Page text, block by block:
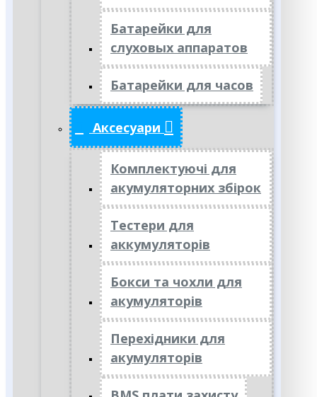
Батарейки для
слуховых аппаратов
Батарейки для часов
Аксесуари
Комплектуючі для
акумуляторних збірок
Тестери для
аккумуляторів
Бокси та чохли для
акумуляторів
Перехідники для
акумуляторів